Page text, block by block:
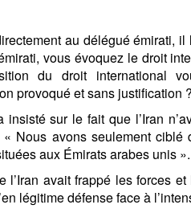
au délégué émirati,
vous évoquez le droit
du droit international
provoqué et sans justification
insisté sur le fait que l’Iran
Nous avons seulement
aux Émirats arabes unis ».
l’Iran avait frappé les forces
légitime défense face à